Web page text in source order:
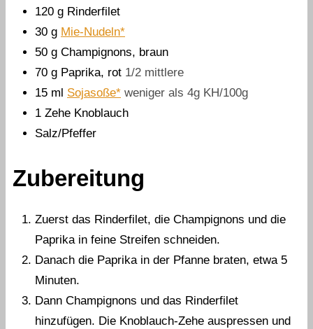
120 g Rinderfilet
30 g Mie-Nudeln*
50 g Champignons, braun
70 g Paprika, rot 1/2 mittlere
15 ml Sojasoße* weniger als 4g KH/100g
1 Zehe Knoblauch
Salz/Pfeffer
Zubereitung
Zuerst das Rinderfilet, die Champignons und die
Paprika in feine Streifen schneiden.
Danach die Paprika in der Pfanne braten, etwa 5
Minuten.
Dann Champignons und das Rinderfilet
hinzufügen. Die Knoblauch-Zehe auspressen und